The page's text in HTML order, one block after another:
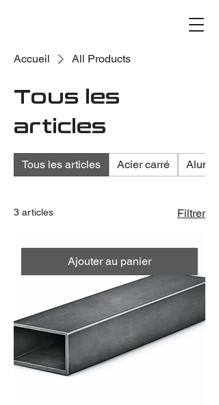
Accueil All Products
Tous les
articles
Tous les articles Acier carré
3 articles Filtrer
Ajouter au panier